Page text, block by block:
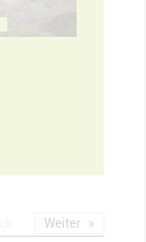
Weiter